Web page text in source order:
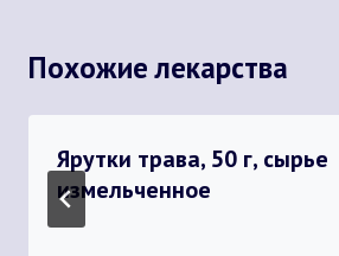
Похожие лекарства
Ярутки трава, 50 г, сырье
измельченное